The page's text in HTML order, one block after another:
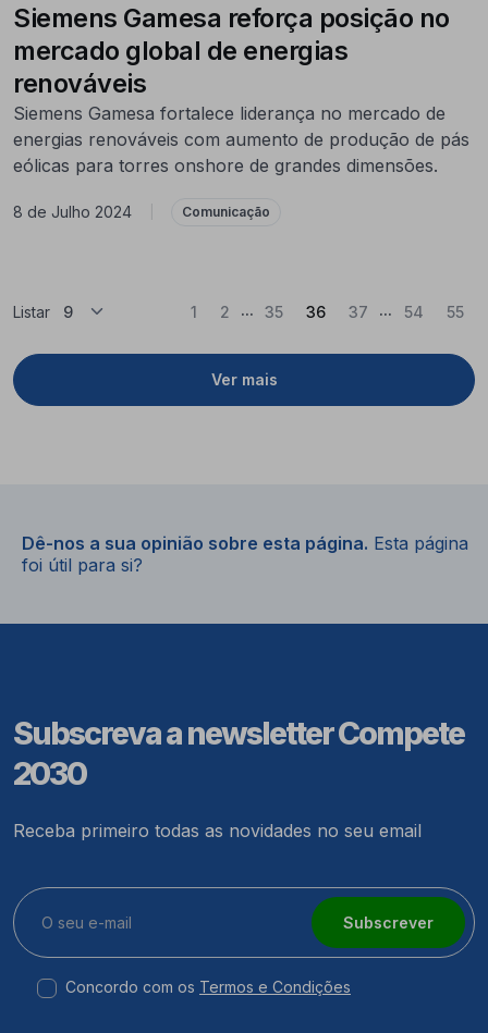
Siemens Gamesa reforça posição no
mercado global de energias
renováveis
Siemens Gamesa fortalece liderança no mercado de
energias renováveis com aumento de produção de pás
eólicas para torres onshore de grandes dimensões.
8 de Julho 2024 Comunicação
Listar
Ver mais
1 2 ... 35 36(Atual)
37 ... 54 55
Dê-nos a sua opinião sobre esta página. Esta página
foi útil para si?
Subscreva a newsletter Compete
2030
Receba primeiro todas as novidades no seu email
Subscrever
Concordo com os Termos e Condições